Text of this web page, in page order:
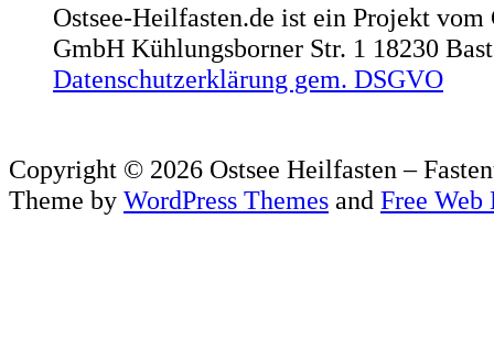
Ostsee-Heilfasten.de ist ein Projekt
GmbH Kühlungsborner Str. 1 18230
Datenschutzerklärung gem. DSGVO
Copyright © 2026 Ostsee Heilfasten –
Theme by WordPress Themes and Free Web